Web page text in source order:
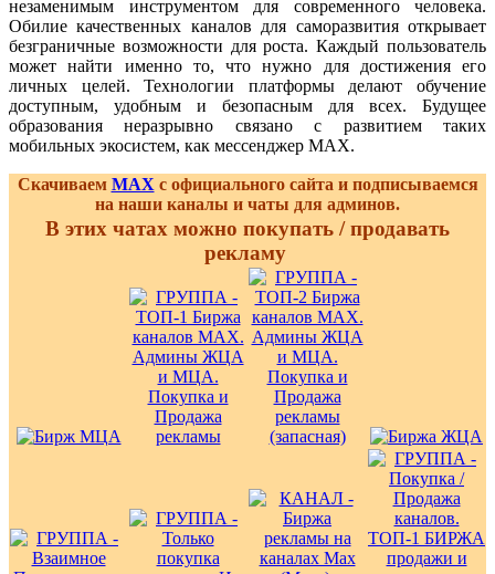
незаменимым инструментом для современного человека.
Обилие качественных каналов для саморазвития открывает
безграничные возможности для роста. Каждый пользователь
может найти именно то, что нужно для достижения его
личных целей. Технологии платформы делают обучение
доступным, удобным и безопасным для всех. Будущее
образования неразрывно связано с развитием таких
мобильных экосистем, как мессенджер MAX.
Скачиваем MAX с официального сайта и подписываемся
на наши каналы и чаты для админов.
В этих чатах можно покупать / продавать
рекламу